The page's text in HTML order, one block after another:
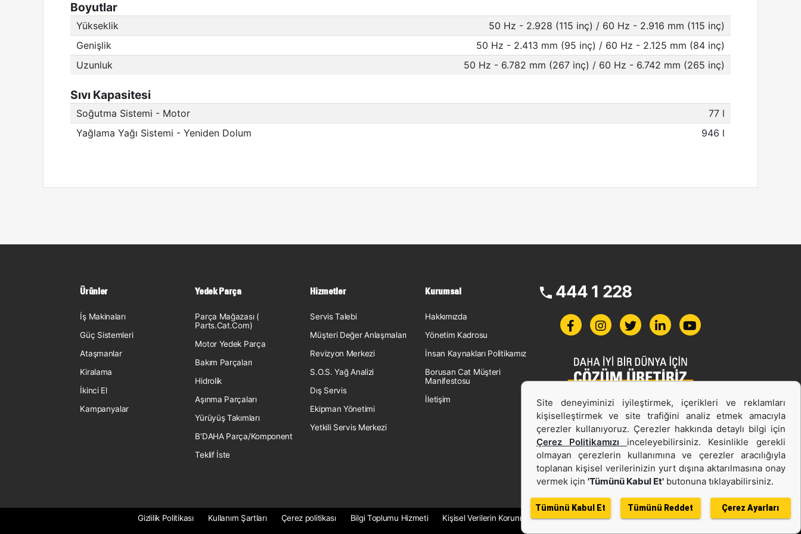
Boyutlar
Yükseklik
50 Hz - 2.928 (115 inç) / 60 Hz - 2.916 mm (115 inç)
Genişlik
50 Hz - 2.413 mm (95 inç) / 60 Hz - 2.125 mm (84 inç)
Uzunluk
50 Hz - 6.782 mm (267 inç) / 60 Hz - 6.742 mm (265 inç)
Sıvı Kapasitesi
Soğutma Sistemi - Motor
77 l
Yağlama Yağı Sistemi - Yeniden Dolum
946 l
Ürünler
İş Makinaları
Güç Sistemleri
Ataşmanlar
Kiralama
İkinci El
Kampanyalar
Yedek Parça
Parça Mağazası (
Parts.Cat.Com)
Motor Yedek Parça
Bakım Parçaları
Hidrolik
Aşınma Parçaları
Yürüyüş Takımları
B'DAHA Parça/Komponent
Teklif İste
Hizmetler
Servis Talebi
Müşteri Değer Anlaşmaları
Revizyon Merkezi
S.O.S. Yağ Analizi
Dış Servis
Ekipman Yönetimi
Yetkili Servis Merkezi
Kurumsal
Hakkımızda
Yönetim Kadrosu
İnsan Kaynakları Politikamız
Borusan Cat Müşteri
Manifestosu
İletişim
444 1 228
İş Makinası ve Güç Sistemleri
İkinci el ve Kiralama
Gizlilik Politikası Kullanım Şartları Çerez politikası Bilgi Toplumu Hizmeti Kişisel Verilerin Korunması Bölge Değiştir
Site deneyiminizi iyileştirmek, içerikleri ve reklamları
kişiselleştirmek ve site trafiğini analiz etmek amacıyla
çerezler kullanıyoruz. Çerezler hakkında detaylı bilgi için
Çerez Politikamızı inceleyebilirsiniz. Kesinlikle gerekli
olmayan çerezlerin kullanımına ve çerezler aracılığıyla
toplanan kişisel verilerinizin yurt dışına aktarılmasına onay
vermek için 'Tümünü Kabul Et'butonuna tıklayabilirsiniz.
Tümünü Kabul Et Tümünü Reddet Çerez Ayarları